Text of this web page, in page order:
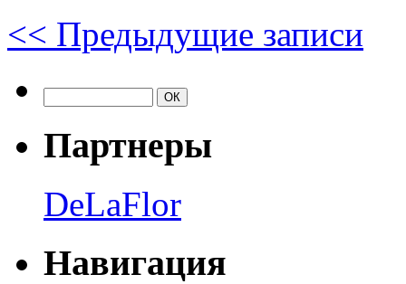
<< Предыдущие записи
Партнеры
DeLaFlor
Навигация